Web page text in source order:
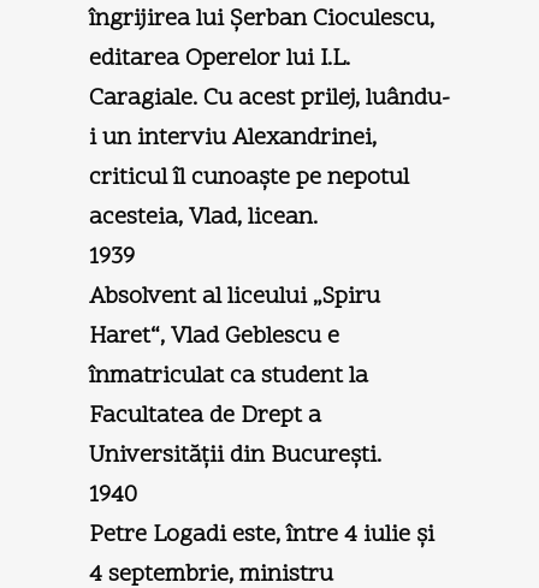
îngrijirea lui Şerban Cioculescu,
editarea Operelor lui I.L.
Caragiale. Cu acest prilej, luându-
i un interviu Alexandrinei,
criticul îl cunoaşte pe nepotul
acesteia, Vlad, licean.
1939
Absolvent al liceului „Spiru
Haret“, Vlad Geblescu e
înmatriculat ca student la
Facultatea de Drept a
Universităţii din Bucureşti.
1940
Petre Logadi este, între 4 iulie şi
4 septembrie, ministru